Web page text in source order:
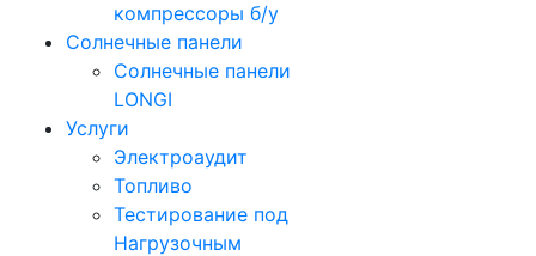
компрессоры б/у
Солнечные панели
Солнечные панели
LONGI
Услуги
Электроаудит
Топливо
Тестирование под
Нагрузочным